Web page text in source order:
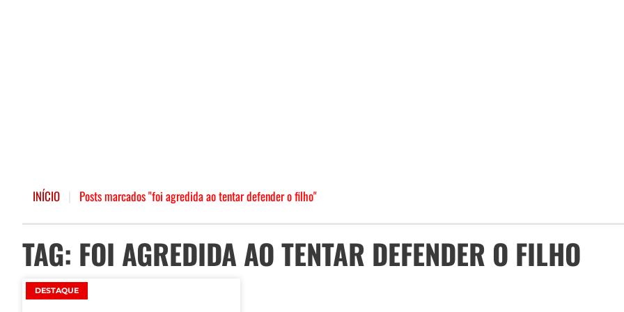
INÍCIO Posts marcados "foi agredida ao tentar defender o filho"
TAG: FOI AGREDIDA AO TENTAR DEFENDER O FILHO
DESTAQUE